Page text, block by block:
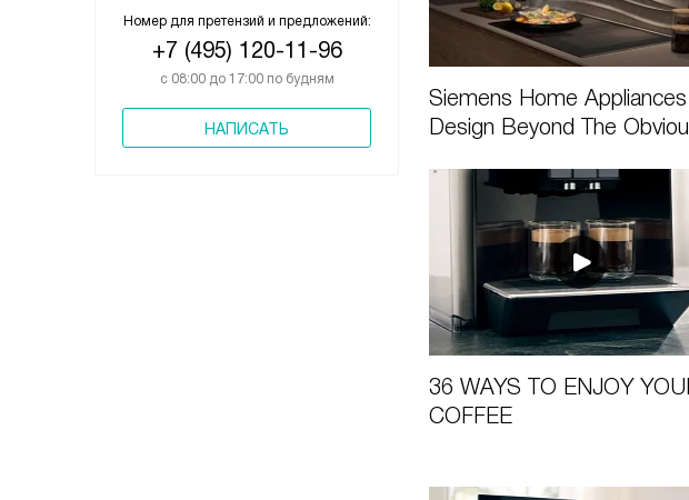
Номер для претензий и предложений:
+7 (495) 120-11-96
с 08:00 до 17:00 по будням
НАПИСАТЬ
Siemens Home
Design Beyond The
36 WAYS TO ENJOY
COFFEE